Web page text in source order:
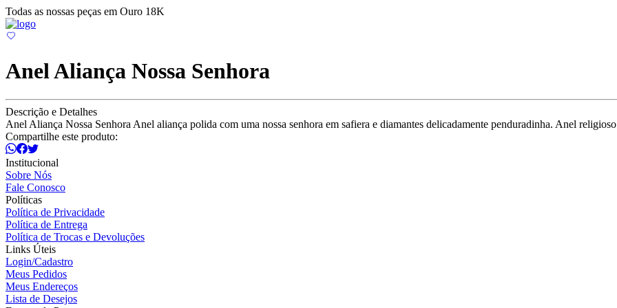
Todas as nossas peças em Ouro 18K
Anel Aliança Nossa Senhora
Descrição e Detalhes
Anel Aliança Nossa Senhora Anel aliança polida com uma nossa senhora em safiera e diamantes delicadamente penduradinha. Anel
Compartilhe este produto:
Institucional
Sobre Nós
Fale Conosco
Políticas
Política de Privacidade
Política de Entrega
Política de Trocas e Devoluções
Links Úteis
Login/Cadastro
Meus Pedidos
Meus Endereços
Lista de Desejos